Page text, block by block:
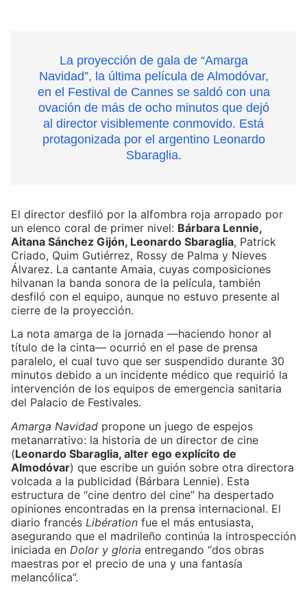
La proyección de gala de “Amarga
Navidad”, la última película de Almodóvar,
en el Festival de Cannes se saldó con una
ovación de más de ocho minutos que dejó
al director visiblemente conmovido. Está
protagonizada por el argentino Leonardo
Sbaraglia.
El director desfiló por la alfombra roja arropado por
un elenco coral de primer nivel: Bárbara Lennie,
Aitana Sánchez Gijón, Leonardo Sbaraglia, Patrick
Criado, Quim Gutiérrez, Rossy de Palma y Nieves
Álvarez. La cantante Amaia, cuyas composiciones
hilvanan la banda sonora de la película, también
desfiló con el equipo, aunque no estuvo presente al
cierre de la proyección.
La nota amarga de la jornada —haciendo honor al
título de la cinta— ocurrió en el pase de prensa
paralelo, el cual tuvo que ser suspendido durante 30
minutos debido a un incidente médico que requirió la
intervención de los equipos de emergencia sanitaria
del Palacio de Festivales.
Amarga Navidad propone un juego de espejos
metanarrativo: la historia de un director de cine
(Leonardo Sbaraglia, alter ego explícito de
Almodóvar) que escribe un guión sobre otra directora
volcada a la publicidad (Bárbara Lennie). Esta
estructura de “cine dentro del cine” ha despertado
opiniones encontradas en la prensa internacional. El
diario francés Libération fue el más entusiasta,
asegurando que el madrileño continúa la introspección
iniciada en Dolor y gloria entregando “dos obras
maestras por el precio de una y una fantasía
melancólica”.